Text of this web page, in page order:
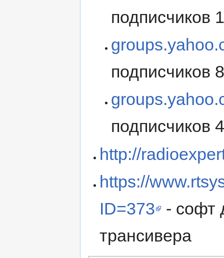
подписчиков
подписчиков 8
подписчиков 4
http://
https://
ID=373
- софт
трансивера